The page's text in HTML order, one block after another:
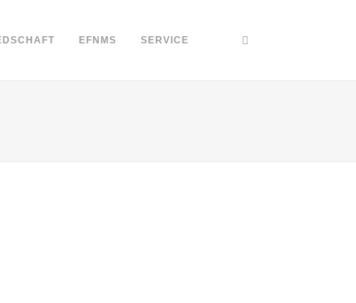
EFNMS SERVICE